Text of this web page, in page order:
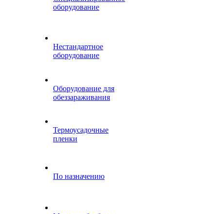
оборудование
Нестандартное
оборудование
Оборудование для
обеззараживания
Термоусадочные
пленки
По назначению